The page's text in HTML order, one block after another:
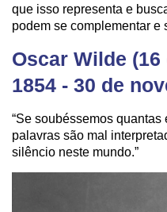
que isso representa e
podem se complementar e
Oscar Wilde
1854 - 30 de
“Se soubéssemos
palavras são mal
silêncio neste mundo.”